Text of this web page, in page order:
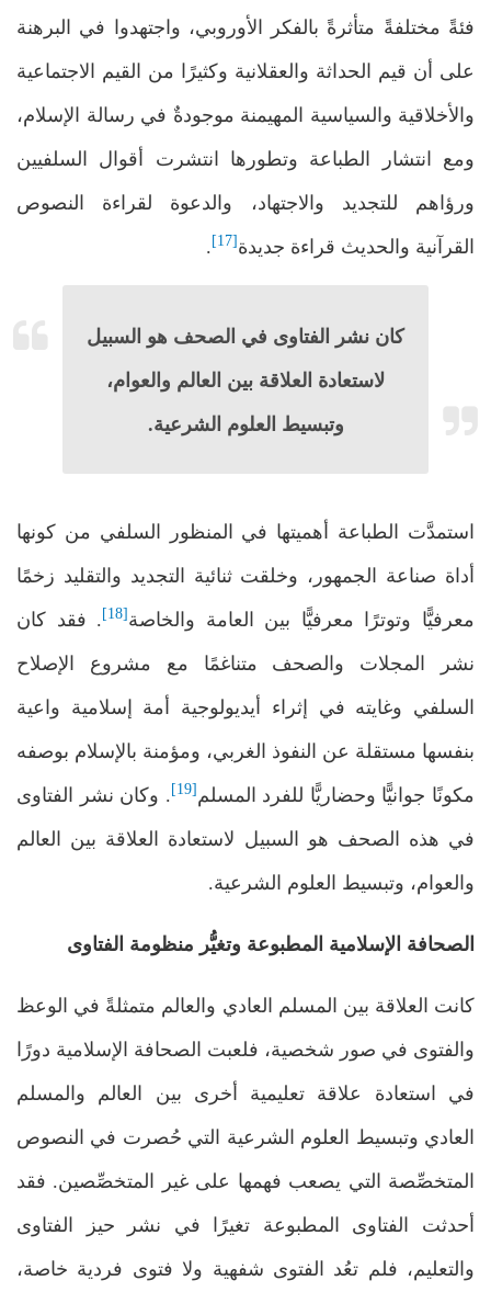
فئةً مختلفةً متأثرةً بالفكر الأوروبي، واجتهدوا في البرهنة
على أن قيم الحداثة والعقلانية وكثيرًا من القيم الاجتماعية
والأخلاقية والسياسية المهيمنة موجودةٌ في رسالة الإسلام،
ومع انتشار الطباعة وتطورها انتشرت أقوال السلفيين
ورؤاهم للتجديد والاجتهاد، والدعوة لقراءة النصوص
القرآنية والحديث قراءة جديدة [17]
.
كان نشر الفتاوى في الصحف هو السبيل
لاستعادة العلاقة بين العالم والعوام،
وتبسيط العلوم الشرعية.
استمدَّت الطباعة أهميتها في المنظور السلفي من كونها
أداة صناعة الجمهور، وخلقت ثنائية التجديد والتقليد زخمًا
معرفيًّا وتوترًا معرفيًّا بين العامة والخاصة [18]
. فقد كان
نشر المجلات والصحف متناغمًا مع مشروع الإصلاح
السلفي وغايته في إثراء أيديولوجية أمة إسلامية واعية
بنفسها مستقلة عن النفوذ الغربي، ومؤمنة بالإسلام بوصفه
مكونًا جوانيًّا وحضاريًّا للفرد المسلم [19]
. وكان نشر الفتاوى
في هذه الصحف هو السبيل لاستعادة العلاقة بين العالم
والعوام، وتبسيط العلوم الشرعية.
الصحافة الإسلامية المطبوعة وتغيُّر منظومة الفتاوى
كانت العلاقة بين المسلم العادي والعالم متمثلةً في الوعظ
والفتوى في صور شخصية، فلعبت الصحافة الإسلامية دورًا
في استعادة علاقة تعليمية أخرى بين العالم والمسلم
العادي وتبسيط العلوم الشرعية التي حُصرت في النصوص
المتخصِّصة التي يصعب فهمها على غير المتخصِّصين. فقد
أحدثت الفتاوى المطبوعة تغيرًا في نشر حيز الفتاوى
والتعليم، فلم تعُد الفتوى شفهية ولا فتوى فردية خاصة،